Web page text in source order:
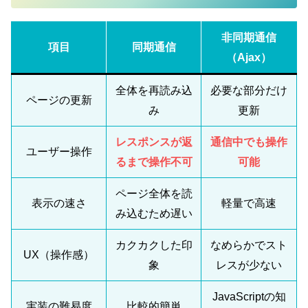
項目 同期通信
非同期通信
（Ajax）
ページの更新
全体を再読み込
み
必要な部分だけ
更新
ユーザー操作
レスポンスが返
るまで操作不可
通信中でも操作
可能
表示の速さ
ページ全体を読
み込むため遅い
軽量で高速
UX（操作感）
カクカクした印
象
なめらかでスト
レスが少ない
JavaScriptの知